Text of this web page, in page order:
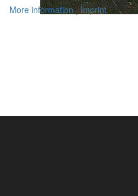
More information|Imprint